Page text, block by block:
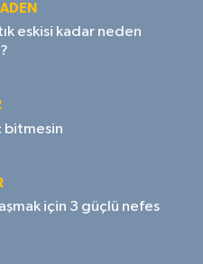
eskisi kadar neden
bitmesin
için 3 güçlü nefes